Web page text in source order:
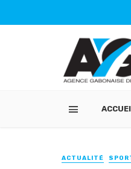
ACTUALITÉ